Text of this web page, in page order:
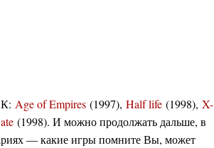
Age of Empires (1997), Half life (1998), X-
(1998). И можно продолжать дальше, в
— какие игры помните Вы, может